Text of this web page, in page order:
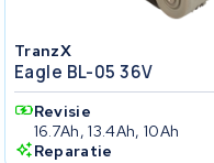
TranzX
Eagle BL-05 36V
Revisie
16.7Ah, 13.4Ah, 10Ah
Reparatie